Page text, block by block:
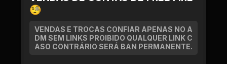
🧐
VENDAS E TROCAS CONFIAR APENAS NO A
DM SEM LINKS PROIBIDO QUALQUER LINK C
ASO CONTRÁRIO SERÁ BAN PERMANENTE.